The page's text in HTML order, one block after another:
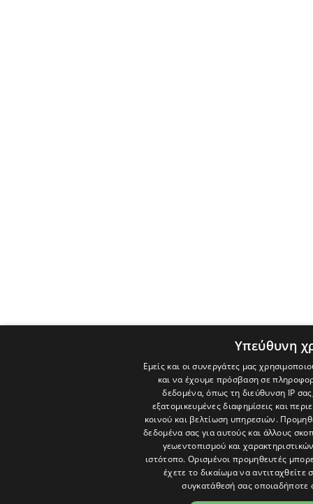
Υπεύθυνη
Εμείς και οι συνεργάτες μας
και να έχουμε πρόσβαση σε
δεδομένα, όπως τη διεύθυνση IP
εξατομικευμένες διαφημίσεις και
κοινού και βελτίωση υπηρεσιών.
δεδομένα σας για αυτούς και άλλους
γεωεντοπισμού και
ιστότοπο. Ορισμένοι προμηθευτές
έχετε το δικαίωμα να αντιταχθείτε
συγκατάθεσή σας οποιαδήποτε